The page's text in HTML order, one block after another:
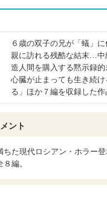
６歳の双子の兄が「蟻」
親に訪れる残酷な結末…中
造人間を購入する黙示録
心臓が止まっても生き続
る」ほか７編を収録した
ント
ちた現代ロシアン・ホラー
編。